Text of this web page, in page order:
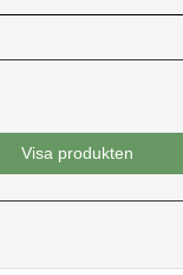
Visa produkten